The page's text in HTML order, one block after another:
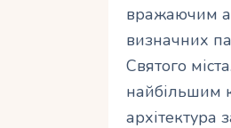
вражаючим
визначних
Святого
найбільшим
архітектура